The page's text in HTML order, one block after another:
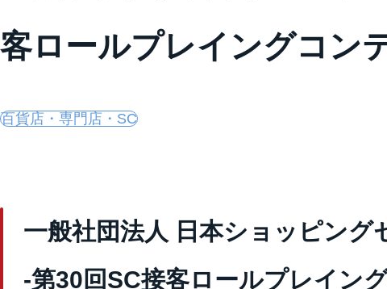
客ロールプレイングコン
百貨店・専門店・SC
一般社団法人 日本ショッピン
-第30回SC接客ロールプレイン